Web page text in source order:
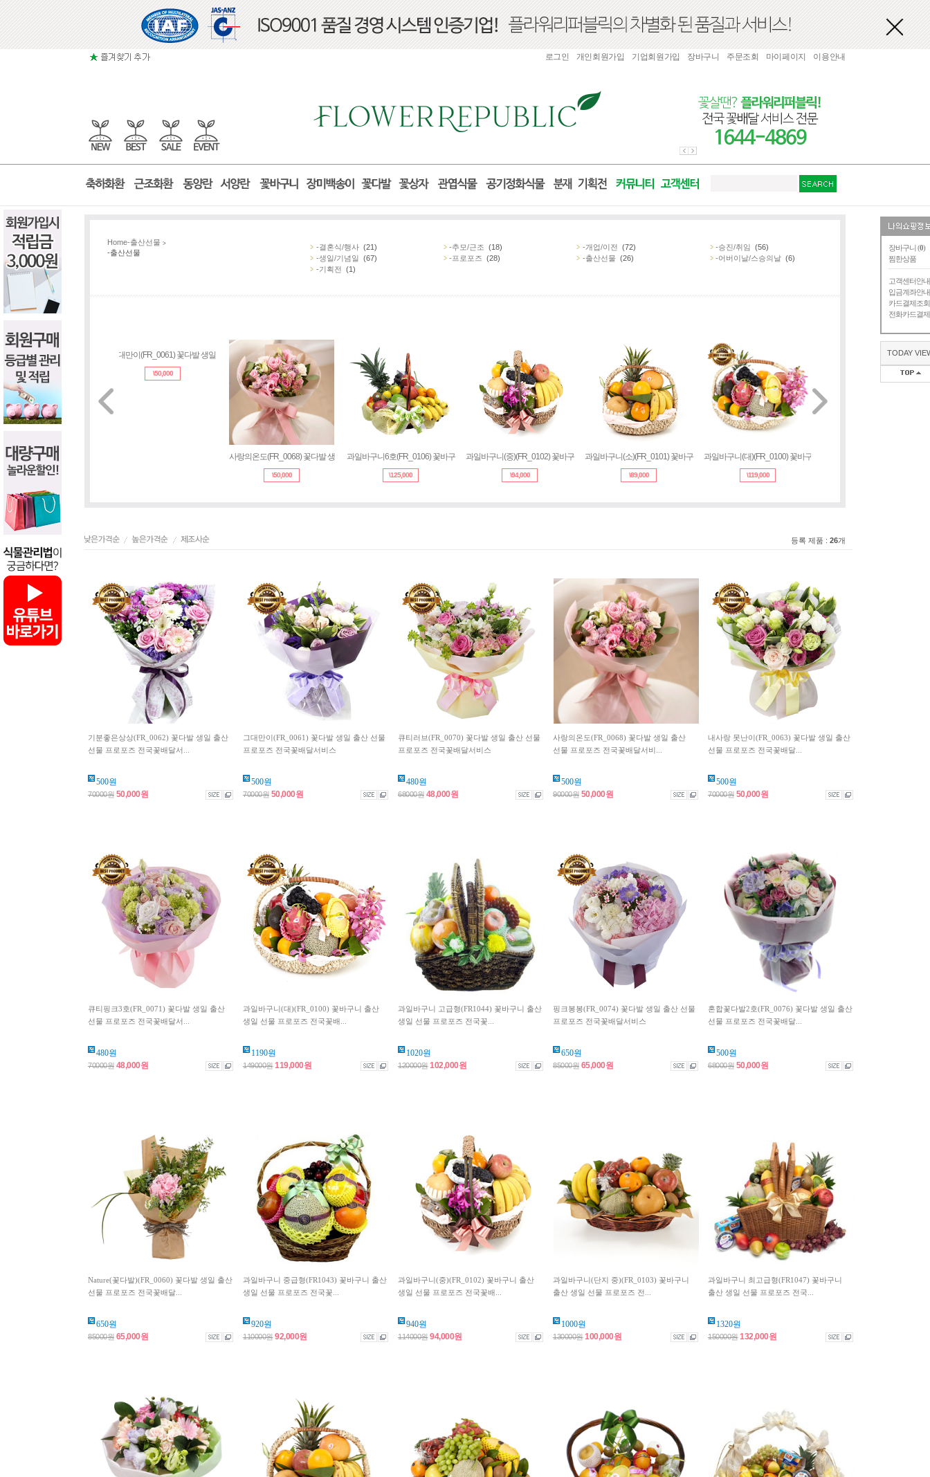
장바구니 (0)
찜한상품
고객센터안내
입금계좌안내
카드결제조회
전화카드결제
TODAY
로그인 개인회원가입 기업회원가입 장바구니 주문조회 마이페이지 이용안내
Home >
-출산선물
-출산선물
-결혼식/행사 (21) -추모/근조 (18) -개업/이전 (72) -승진/취임 (56)
-생일/기념일 (67) -프로포즈 (28) -출산선물 (26) -어버이날/스승의날 (6)
-기획전 (1)
그대만이(FR_0061) 꽃다발 생일 사랑의온도(FR_0068) 꽃다발 생
\50,000
과일바구니6호(FR_0106) 꽃바구
\125,000
과일바구니(중)(FR_0102) 꽃바구
\94,000
과일바구니(소)(FR_0101) 꽃바구
\89,000
과일바구니(대)(FR_0100) 꽃바구
\119,000
등록 제품 : 26개
기분좋은상상(FR_0062) 꽃다발 생일 출산
선물 프로포즈 전국꽃배달서...
500원
70000원 50,000원
그대만이(FR_0061) 꽃다발 생일 출산 선물
프로포즈 전국꽃배달서비스
500원
70000원 50,000원
큐티러브(FR_0070) 꽃다발 생일 출산 선물
프로포즈 전국꽃배달서비스
480원
68000원 48,000원
사랑의온도(FR_0068) 꽃다발 생일 출산
선물 프로포즈 전국꽃배달서비...
500원
90000원 50,000원
내사랑 못난이(FR_0063) 꽃다발 생일 출산
선물 프로포즈 전국꽃배달...
500원
70000원 50,000원
큐티핑크3호(FR_0071) 꽃다발 생일 출산
선물 프로포즈 전국꽃배달서...
480원
70000원 48,000원
과일바구니(대)(FR_0100) 꽃바구니 출산
생일 선물 프로포즈 전국꽃배...
1190원
149000원119,000원
과일바구니 고급형(FR1044) 꽃바구니 출산
생일 선물 프로포즈 전국꽃...
1020원
120000원102,000원
핑크봉봉(FR_0074) 꽃다발 생일 출산 선물
프로포즈 전국꽃배달서비스
650원
85000원 65,000원
혼합꽃다발2호(FR_0076) 꽃다발 생일 출산
선물 프로포즈 전국꽃배달...
500원
68000원 50,000원
Nature(꽃다발)(FR_0060) 꽃다발 생일 출산
선물 프로포즈 전국꽃배달...
650원
85000원 65,000원
과일바구니 중급형(FR1043) 꽃바구니 출산
생일 선물 프로포즈 전국꽃...
920원
110000원92,000원
과일바구니(중)(FR_0102) 꽃바구니 출산
생일 선물 프로포즈 전국꽃배...
940원
114000원94,000원
과일바구니(단지 중)(FR_0103) 꽃바구니
출산 생일 선물 프로포즈 전...
1000원
130000원100,000원
과일바구니 최고급형(FR1047) 꽃바구니
출산 생일 선물 프로포즈 전국...
1320원
150000원132,000원